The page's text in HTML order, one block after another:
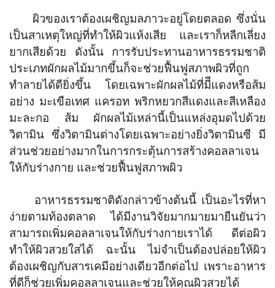
ผิวของเราต้องเผชิญมลภาวะอยู่โดยตลอด ซึ่งนั่น
เป็นสาเหตุใหญ่ที่ทำให้ผิวแห้งเสีย และเราก็หลีกเลี่ยง
ยากเสียด้วย ดังนั้น การรับประทานอาหารธรรมชาติ
ประเภทผักผลไม้มากขึ้นก็จะช่วยฟื้นฟูสภาพผิวที่ถูก
ทำลายได้ดียิ่งขึ้น โดยเฉพาะผักผลไม้ที่มีีแดงหรือส้ม
อย่าง มะเขือเทศ แครอท พริกหยวกสีแดงและสีเหลือง
มะละกอ ส้ม ผักผลไม้เหล่านี้เป็นแหล่งอุมดไปด้วย
วิตามิน ซึ่งวิตามินต่างโดยเฉพาะอย่างยิ่งวิตามินซี มี
ส่วนช่วยอย่างมากในการกระตุ้นการสร้างคอลลาเจน
ให้กับร่างกาย และช่วยฟื้นฟูสภาพผิว
อาหารธรรมชาติดังกล่าวข้างต้นนี้ เป็นอะไรที่หา
ง่ายตามท้องตลาด ได้มีงานวิจัยมากมายมายืนยันว่า
สามารถเพิ่มคอลลาเจนให้กับร่างกายเราได้ ดีต่อผิว
ทำให้ผิวสวยใสได้ ฉะนั้น ไม่จำเป็นต้องปล่อยให้ผิว
ต้องเผชิญกับสารเคมีอย่างเดียวอีกต่อไป เพราะอาหาร
ที่ดีก็ช่วยเพิ่มคอลลาเจนและช่วยให้คุณผิวสวยได้